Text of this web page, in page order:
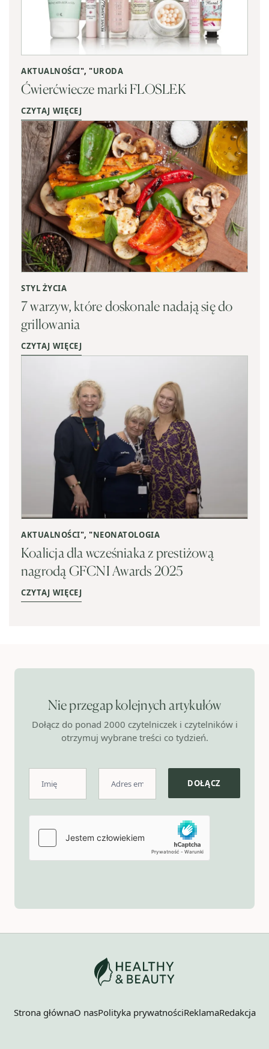
AKTUALNOŚCI", "URODA
Ćwierćwiecze marki FLOSLEK
CZYTAJ WIĘCEJ
STYL ŻYCIA
7 warzyw, które doskonale nadają się do
grillowania
CZYTAJ WIĘCEJ
AKTUALNOŚCI", "NEONATOLOGIA
Koalicja dla wcześniaka z prestiżową
nagrodą GFCNI Awards 2025
CZYTAJ WIĘCEJ
Nie przegap kolejnych artykułów
Dołącz do ponad 2000 czytelniczek i czytelników i
otrzymuj wybrane treści co tydzień.
Strona głównaO nasPolityka prywatnościReklamaRedakcja